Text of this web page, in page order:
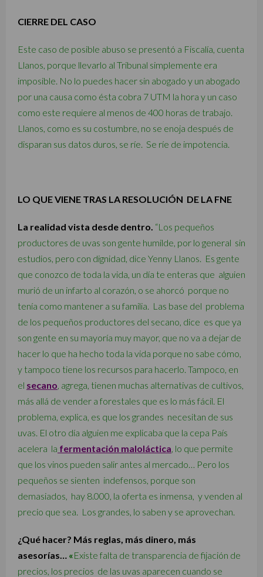
CIERRE DEL CASO
Este caso de posible abuso se presentó a Fiscalía, cuenta
Llanos, porque llevarlo al Tribunal simplemente era
imposible. No lo puedes hacer sin abogado y un abogado
por una causa como ésta cobra 7 UTM la hora y un caso
como este requiere al menos de 400 horas de trabajo.
Llanos, como es su costumbre, no se enoja después de
disparan sus datos duros, se ríe. Se ríe de impotencia.
LO QUE VIENE TRAS LA RESOLUCIÓN DE LA FNE
La realidad vista desde dentro. “Los pequeños
productores de uvas son gente humilde, por lo general sin
estudios, pero con dignidad, dice Yenny Llanos. Es gente
que conozco de toda la vida, un día te enteras que alguien
murió de un infarto al corazón, o se ahorcó porque no
tenía como mantener a su familia. Las base del problema
de los pequeños productores del secano, dice es que ya
son gente en su mayoría muy mayor, que no va a dejar de
hacer lo que ha hecho toda la vida porque no sabe cómo,
y tampoco tiene los recursos para hacerlo. Tampoco, en
el secano , agrega, tienen muchas alternativas de cultivos,
más allá de vender a forestales que es lo más fácil. El
problema, explica, es que los grandes necesitan de sus
uvas. El otro día alguien me explicaba que la cepa País
acelera la fermentación maloláctica , lo que permite
que los vinos pueden salir antes al mercado… Pero los
pequeños se sienten indefensos, porque son
demasiados, hay 8.000, la oferta es inmensa, y venden al
precio que sea. Los grandes, lo saben y se aprovechan.
¿Qué hacer? Más reglas, más dinero, más
asesorías…
«Existe falta de transparencia de fijación de
precios, los precios de las uvas aparecen cuando se